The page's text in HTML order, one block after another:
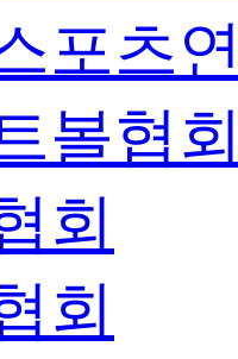
포츠
볼협
회
회